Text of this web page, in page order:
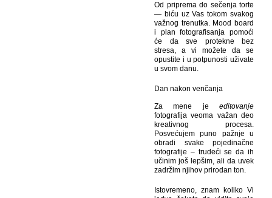
Od priprema do sečenja torte
— biću uz Vas tokom svakog
važnog trenutka. Mood board
i plan fotografisanja pomoći
će da sve protekne bez
stresa, a vi možete da se
opustite i u potpunosti uživate
u svom danu.
Dan nakon venčanja
Za mene je editovanje
fotografija veoma važan deo
kreativnog procesa.
Posvećujem puno pažnje u
obradi svake pojedinačne
fotografije – trudeći se da ih
učinim još lepšim, ali da uvek
zadržim njihov prirodan ton.
Istovremeno, znam koliko Vi